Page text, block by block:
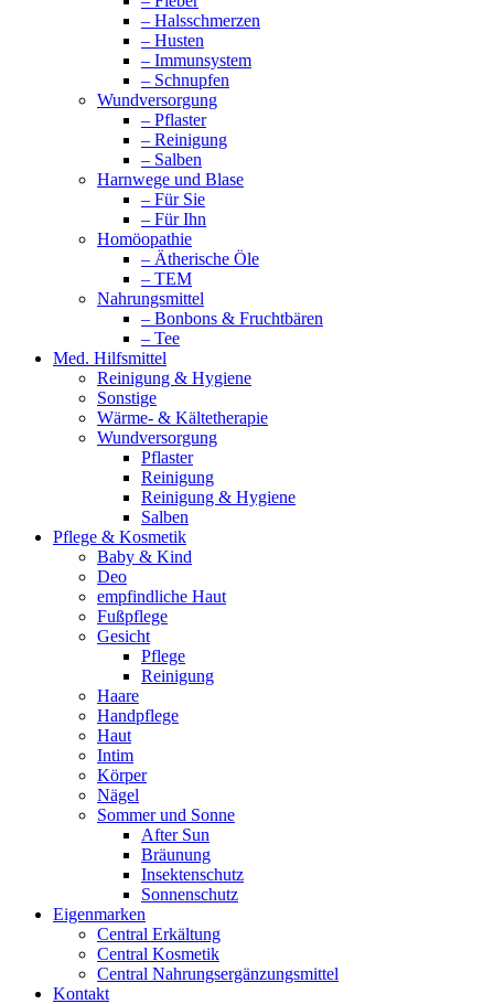
– Halsschmerzen
– Husten
– Immunsystem
– Schnupfen
Wundversorgung
– Pflaster
– Reinigung
– Salben
Harnwege und Blase
– Für Sie
– Für Ihn
Homöopathie
– Ätherische Öle
– TEM
Nahrungsmittel
– Bonbons & Fruchtbären
– Tee
Med. Hilfsmittel
Reinigung & Hygiene
Sonstige
Wärme- & Kältetherapie
Wundversorgung
Pflaster
Reinigung
Reinigung & Hygiene
Salben
Pflege & Kosmetik
Baby & Kind
Deo
empfindliche Haut
Fußpflege
Gesicht
Pflege
Reinigung
Haare
Handpflege
Haut
Intim
Körper
Nägel
Sommer und Sonne
After Sun
Bräunung
Insektenschutz
Sonnenschutz
Eigenmarken
Central Erkältung
Central Kosmetik
Central Nahrungsergänzungsmittel
Kontakt